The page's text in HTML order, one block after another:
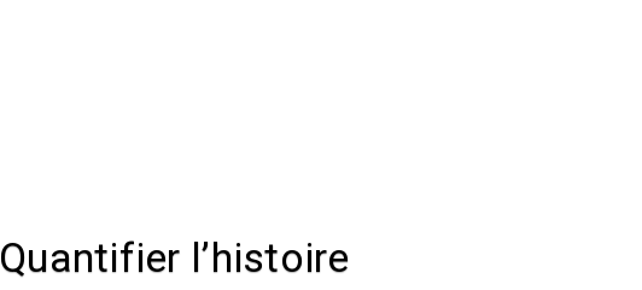
Quantifier l’histoire